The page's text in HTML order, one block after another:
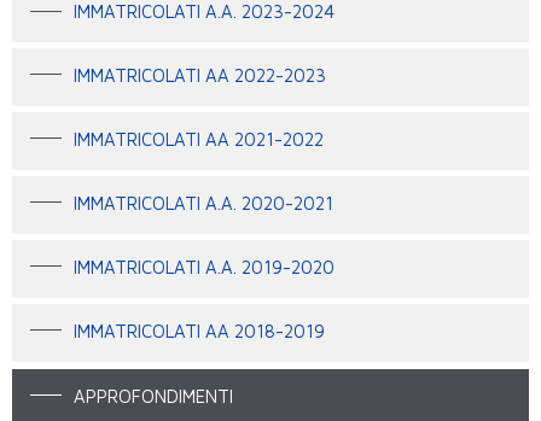
IMMATRICOLATI A.A. 2023-2024
IMMATRICOLATI AA 2022-2023
IMMATRICOLATI AA 2021-2022
IMMATRICOLATI A.A. 2020-2021
IMMATRICOLATI A.A. 2019-2020
IMMATRICOLATI AA 2018-2019
APPROFONDIMENTI